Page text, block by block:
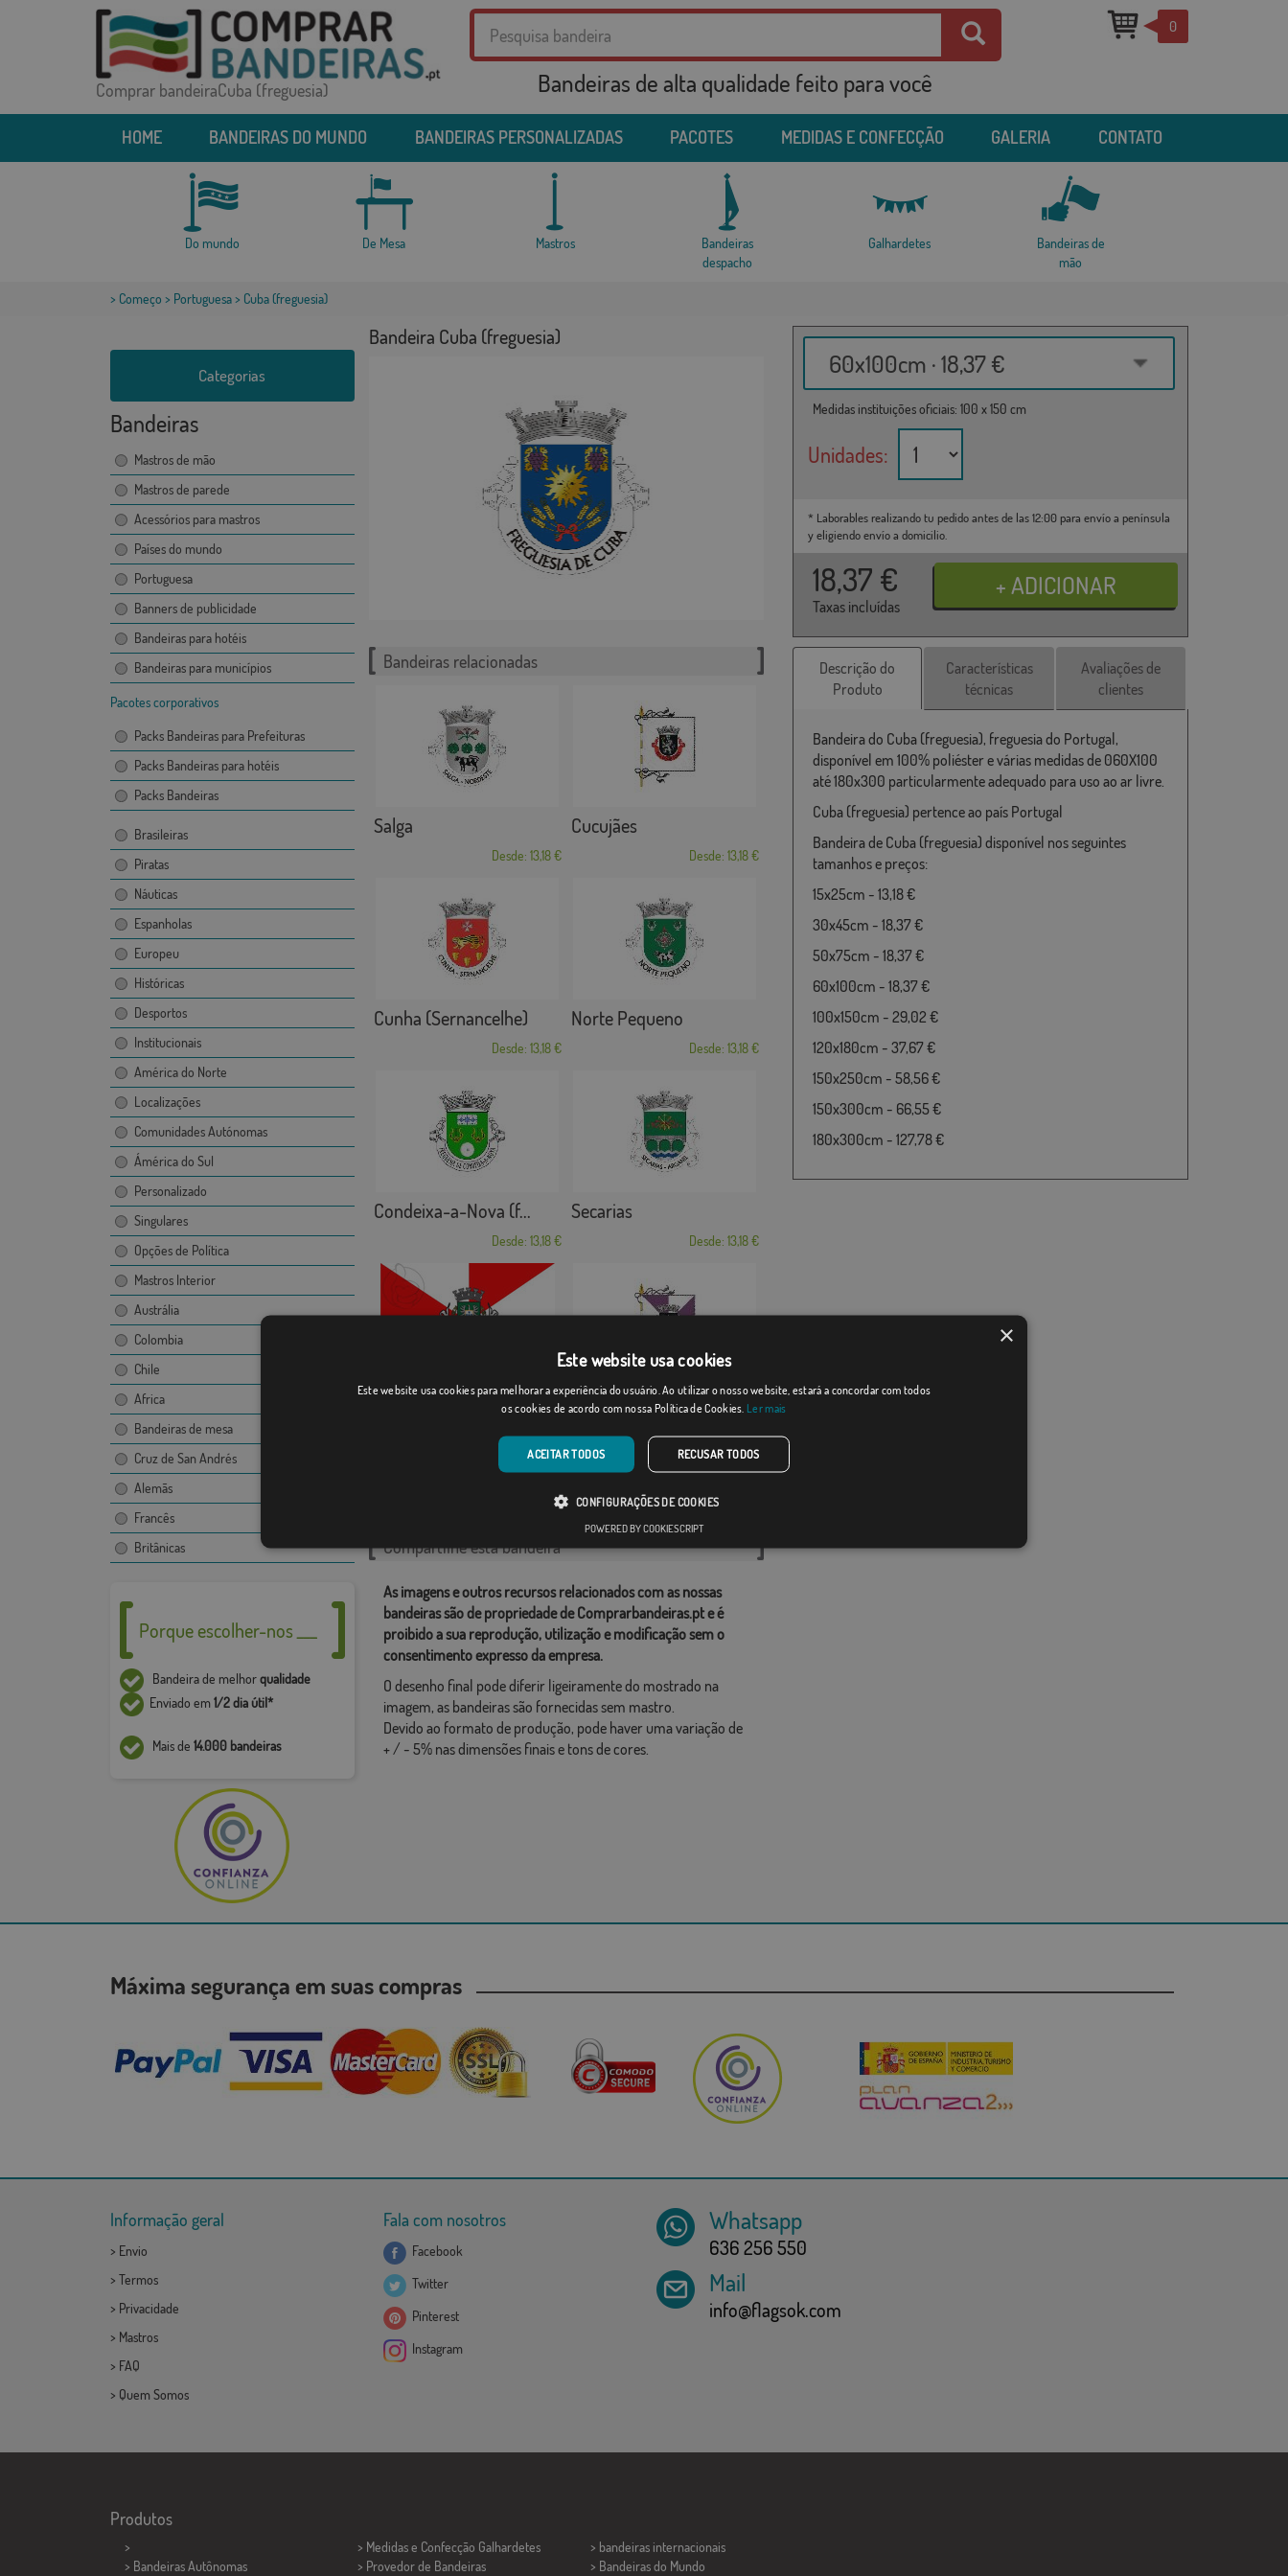
Comprar bandeiraCuba (freguesia) Bandeiras de alta qualidade feito para você
0
HOME BANDEIRAS DO MUNDO BANDEIRAS PERSONALIZADAS PACOTES MEDIDAS E CONFECÇÃO GALERIA CONTATO
Do mundo De Mesa Mastros
Bandeiras
despacho
Galhardetes
Bandeiras de
mão
> Começo > Portuguesa> Cuba (freguesia)
Categorias
Bandeiras
Mastros de mão
Mastros de parede
Acessórios para mastros
Países do mundo
Portuguesa
Banners de publicidade
Bandeiras para hotéis
Bandeiras para municípios
Pacotes corporativos
Packs Bandeiras para Prefeituras
Packs Bandeiras para hotéis
Packs Bandeiras
Brasileiras
Piratas
Náuticas
Espanholas
Europeu
Históricas
Desportos
Institucionais
América do Norte
Localizações
Comunidades Autónomas
Ámérica do Sul
Personalizado
Singulares
Opções de Política
Mastros Interior
Austrália
Colombia
Chile
Africa
Bandeiras de mesa
Cruz de San Andrés
Alemãs
Francês
Britânicas
Porque escolher-nos ___
Bandeira de melhorqualidade
Enviado em1/2 dia útil*
Mais de 14.000 bandeiras
Bandeira Cuba (freguesia)
60x100cm · 18,37 €
Medidas instituições oficiais: 100 x 150 cm
Unidades:
* Laborables realizando tu pedido antes de las 12:00 para envío a península
y eligiendo envío a domicilio.
18,37 €
Taxas incluídas
Bandeiras relacionadas
Salga
Desde: 13,18 €
Cucujães
Desde: 13,18 €
Cunha (Sernancelhe)
Desde: 13,18 €
Norte Pequeno
Desde: 13,18 €
Condeixa-a-Nova (f...
Desde: 13,18 €
Secarias
Desde: 13,18 €
Aveiro Gouveia
Desde: 13,18 €
Categorias relacionadas:
Compartilhe esta bandeira
As imagens e outros recursos relacionados com as nossas
bandeiras são de propriedade de Comprarbandeiras.pt e é
proibido a sua reprodução, utilização e modificação sem o
consentimento expresso da empresa.
O desenho final pode diferir ligeiramente do mostrado na
imagem, as bandeiras são fornecidas sem mastro.
Devido ao formato de produção, pode haver uma variação de
+ / - 5% nas dimensões finais e tons de cores.
Descrição do
Produto
Características
técnicas
Avaliações de
clientes
Bandeira do Cuba (freguesia), freguesia do Portugal,
disponível em 100% poliéster e várias medidas de 060X100
até 180x300 particularmente adequado para uso ao ar livre.
Cuba (freguesia) pertence ao país Portugal
Bandeira de Cuba (freguesia) disponível nos seguintes
tamanhos e preços:
15x25cm - 13,18 €
30x45cm - 18,37 €
50x75cm - 18,37 €
60x100cm - 18,37 €
100x150cm - 29,02 €
120x180cm - 37,67 €
150x250cm - 58,56 €
150x300cm - 66,55 €
180x300cm - 127,78 €
Máxima segurança em suas compras
Informação geral
> Envio
> Termos
> Privacidade
> Mastros
> FAQ
> Quem Somos
Fala com nosotros
Facebook
Twitter
Pinterest
Instagram
Whatsapp
636 256 550
Mail
info@flagsok.com
Produtos
>
> Bandeiras Autônomas
> Medidas e Confecção Galhardetes
> Provedor de Bandeiras
> bandeiras internacionais
> Bandeiras do Mundo
×
Este website usa cookies
Este website usa cookies para melhorar a experiência do usuário. Ao utilizar o nosso website, estará a concordar com todos
os cookies de acordo com nossa Política de Cookies. Ler mais
ACEITAR TODOS RECUSAR TODOS
CONFIGURAÇÕES DE COOKIES
POWERED BY COOKIESCRIPT